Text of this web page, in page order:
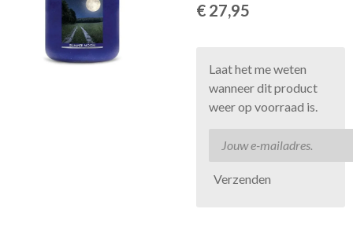
€ 27,95
Laat het me weten
wanneer dit product
weer op voorraad is.
Verzenden